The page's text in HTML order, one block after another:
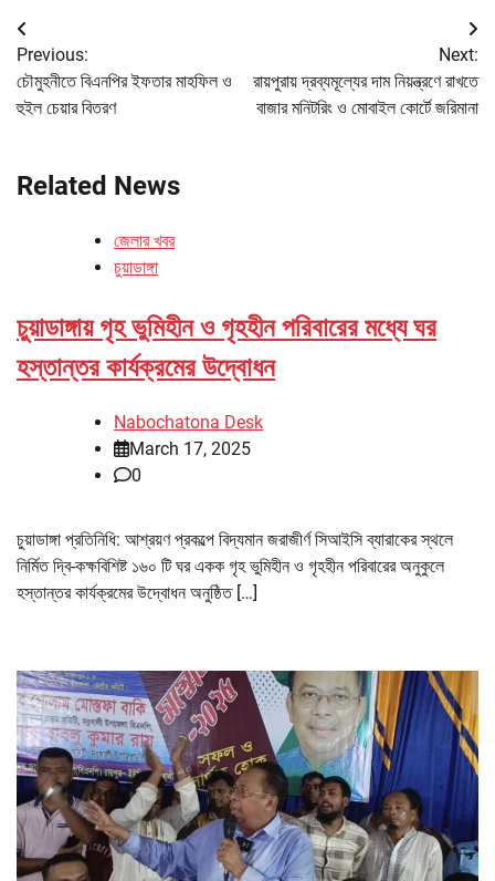
Post
navigation
Previous:
চৌমুহনীতে বিএনপির ইফতার মাহফিল ও
হুইল চেয়ার বিতরণ
Next:
রায়পুরায় দ্রব্যমূল্যের দাম নিয়ন্ত্রণে রাখতে
বাজার মনিটরিং ও মোবাইল কোর্টে জরিমানা
Related News
জেলার খবর
চুয়াডাঙ্গা
চুয়াডাঙ্গায় গৃহ ভুমিহীন ও গৃহহীন পরিবারের মধ্যে ঘর
হস্তান্তর কার্যক্রমের উদ্বোধন
Nabochatona Desk
March 17, 2025
0
চুয়াডাঙ্গা প্রতিনিধি: আশ্রয়ণ প্রকল্পে বিদ্যমান জরাজীর্ণ সিআইসি ব্যারাকের স্থলে
নির্মিত দ্বি-কক্ষবিশিষ্ট ১৬০ টি ঘর একক গৃহ ভুমিহীন ও গৃহহীন পরিবারের অনুকুলে
হস্তান্তর কার্যক্রমের উদ্বোধন অনুষ্ঠিত […]